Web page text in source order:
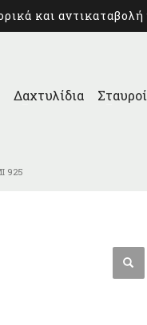
και αντικαταβολή
Δαχτυλίδια Σταυροί
925